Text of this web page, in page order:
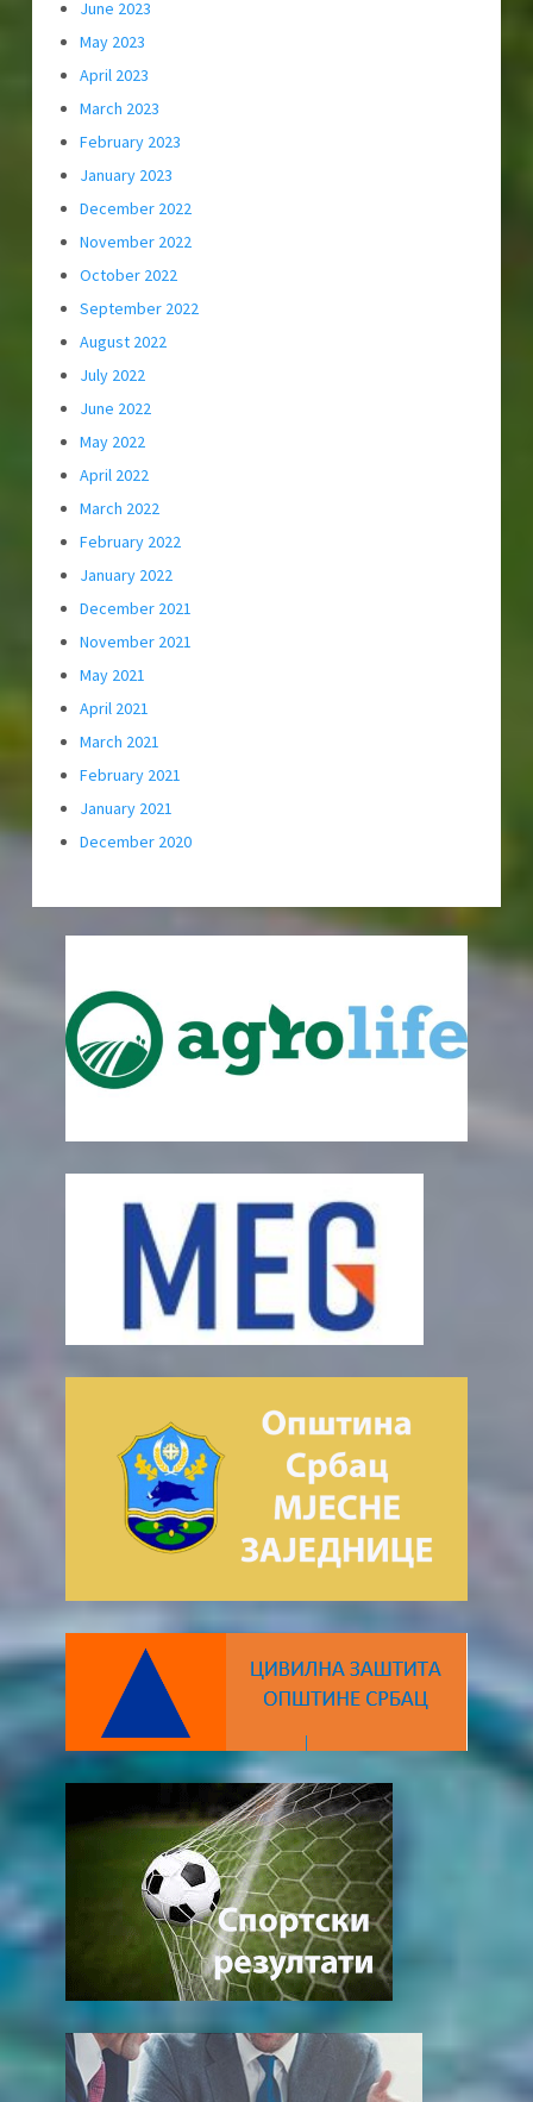
June 2023
May 2023
April 2023
March 2023
February 2023
January 2023
December 2022
November 2022
October 2022
September 2022
August 2022
July 2022
June 2022
May 2022
April 2022
March 2022
February 2022
January 2022
December 2021
November 2021
May 2021
April 2021
March 2021
February 2021
January 2021
December 2020